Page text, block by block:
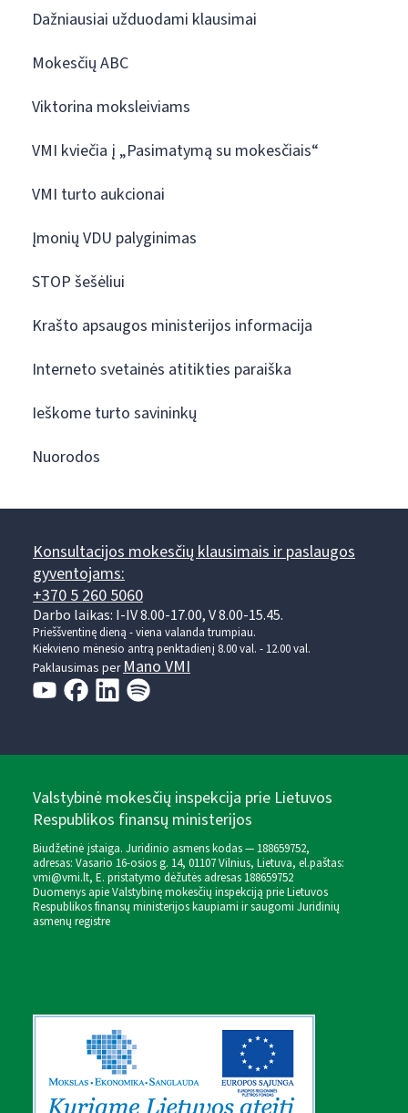
Dažniausiai užduodami klausimai
Mokesčių ABC
Viktorina moksleiviams
VMI kviečia į „Pasimatymą su mokesčiais“
VMI turto aukcionai
Įmonių VDU palyginimas
STOP šešėliui
Krašto apsaugos ministerijos informacija
Interneto svetainės atitikties paraiška
Ieškome turto savininkų
Nuorodos
Konsultacijos mokesčių klausimais ir paslaugos
gyventojams:
+370 5 260 5060
Darbo laikas: I-IV 8.00-17.00, V 8.00-15.45.
Prieššventinę dieną - viena valanda trumpiau.
Kiekvieno mėnesio antrą penktadienį 8.00 val. - 12.00 val.
Paklausimas perMano VMI
Valstybinė mokesčių inspekcija prie Lietuvos
Respublikos finansų ministerijos
Biudžetinė įstaiga. Juridinio asmens kodas — 188659752,
adresas: Vasario 16-osios g. 14, 01107 Vilnius, Lietuva, el.paštas:
vmi@vmi.lt, E. pristatymo dėžutės adresas 188659752
Duomenys apie Valstybinę mokesčių inspekciją prie Lietuvos
Respublikos finansų ministerijos kaupiami ir saugomi Juridinių
asmenų registre